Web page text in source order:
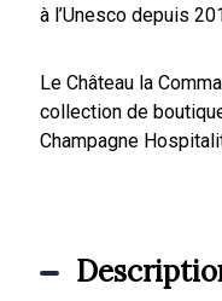
à l’Unesco depuis
Le Château la
collection de
Champagne